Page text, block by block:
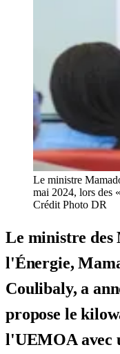
Le ministre
mai 2024, lors des
Crédit Photo DR
Le ministre des
l'Énergie,
Coulibaly, a
propose le
l'UEMOA avec